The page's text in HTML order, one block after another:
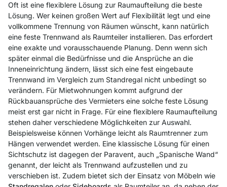
Oft ist eine flexiblere Lösung zur Raumaufteilung die beste
Lösung. Wer keinen großen Wert auf Flexibilität legt und eine
vollkommene Trennung von Räumen wünscht, kann natürlich
eine feste Trennwand als Raumteiler installieren. Das erfordert
eine exakte und vorausschauende Planung. Denn wenn sich
später einmal die Bedürfnisse und die Ansprüche an die
Inneneinrichtung ändern, lässt sich eine fest eingebaute
Trennwand im Vergleich zum Standregal nicht unbedingt so
verändern. Für Mietwohnungen kommt aufgrund der
Rückbauansprüche des Vermieters eine solche feste Lösung
meist erst gar nicht in Frage. Für eine flexiblere Raumaufteilung
stehen daher verschiedene Möglichkeiten zur Auswahl.
Beispielsweise können Vorhänge leicht als Raumtrenner zum
Hängen verwendet werden. Eine klassische Lösung für einen
Sichtschutz ist dagegen der Paravent, auch „Spanische Wand“
genannt, der leicht als Trennwand aufzustellen und zu
verschieben ist. Zudem bietet sich der Einsatz von Möbeln wie